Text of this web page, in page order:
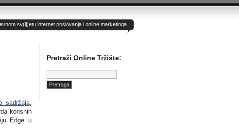
sv(ij)etu internet poslovanja i online marketinga.
sadržaja,
korisnih
Edge u
Pretraži Online Tržište:
Pretraga: